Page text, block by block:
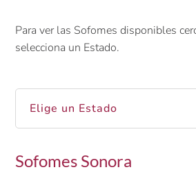
Para ver las Sofomes disponibles
selecciona un Estado.
Elige un Estado
Sofomes Sonora